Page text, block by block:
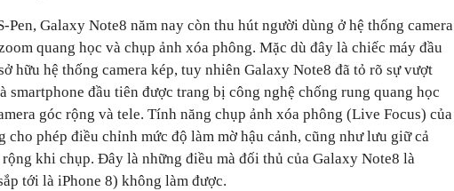
Pen, Galaxy Note8 năm nay còn thu hút người dùng ở hệ thống camera
quang học và chụp ảnh xóa phông. Mặc dù đây là chiếc máy đầu
hữu hệ thống camera kép, tuy nhiên Galaxy Note8 đã tỏ rõ sự vượt
smartphone đầu tiên được trang bị công nghệ chống rung quang học
góc rộng và tele. Tính năng chụp ảnh xóa phông (Live Focus) của
cho phép điều chỉnh mức độ làm mờ hậu cảnh, cũng như lưu giữ cả
rộng khi chụp. Đây là những điều mà đối thủ của Galaxy Note8 là
tới là iPhone 8) không làm được.